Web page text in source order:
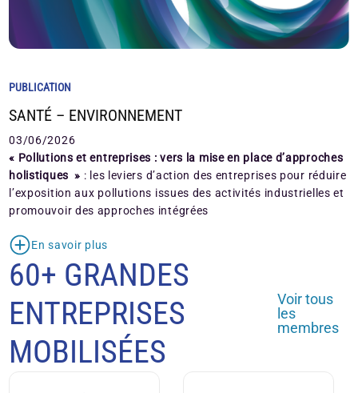
PUBLICATION
SANTÉ – ENVIRONNEMENT
03/06/2026
« Pollutions et entreprises : vers la mise en place d’approches
holistiques » : les leviers d’action des entreprises pour réduire
l’exposition aux pollutions issues des activités industrielles et
promouvoir des approches intégrées
En savoir plus
60+ GRANDES
ENTREPRISES
MOBILISÉES
Voir tous
les
membres